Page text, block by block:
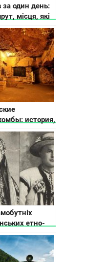
за один день:
місця, які
відвідати, де
і що
история,
и легенды
етно-